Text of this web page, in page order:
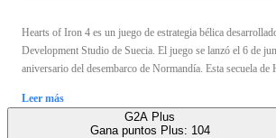
Hearts of Iron 4 es un juego de estrategia bélica
Development Studio de Suecia. El juego se lanzó el 6 de
aniversario del desembarco de Normandía. Esta secuela de
Leer más
G2A Plus
Gana puntos Plus: 104